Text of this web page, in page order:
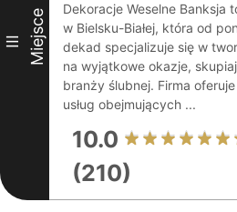
III Miejsce
Dekoracje Weselne Banksja
w Bielsku-Białej, która od
dekad specjalizuje się w
na wyjątkowe okazje,
branży ślubnej. Firma
usług obejmujących ...
10.0
(210)